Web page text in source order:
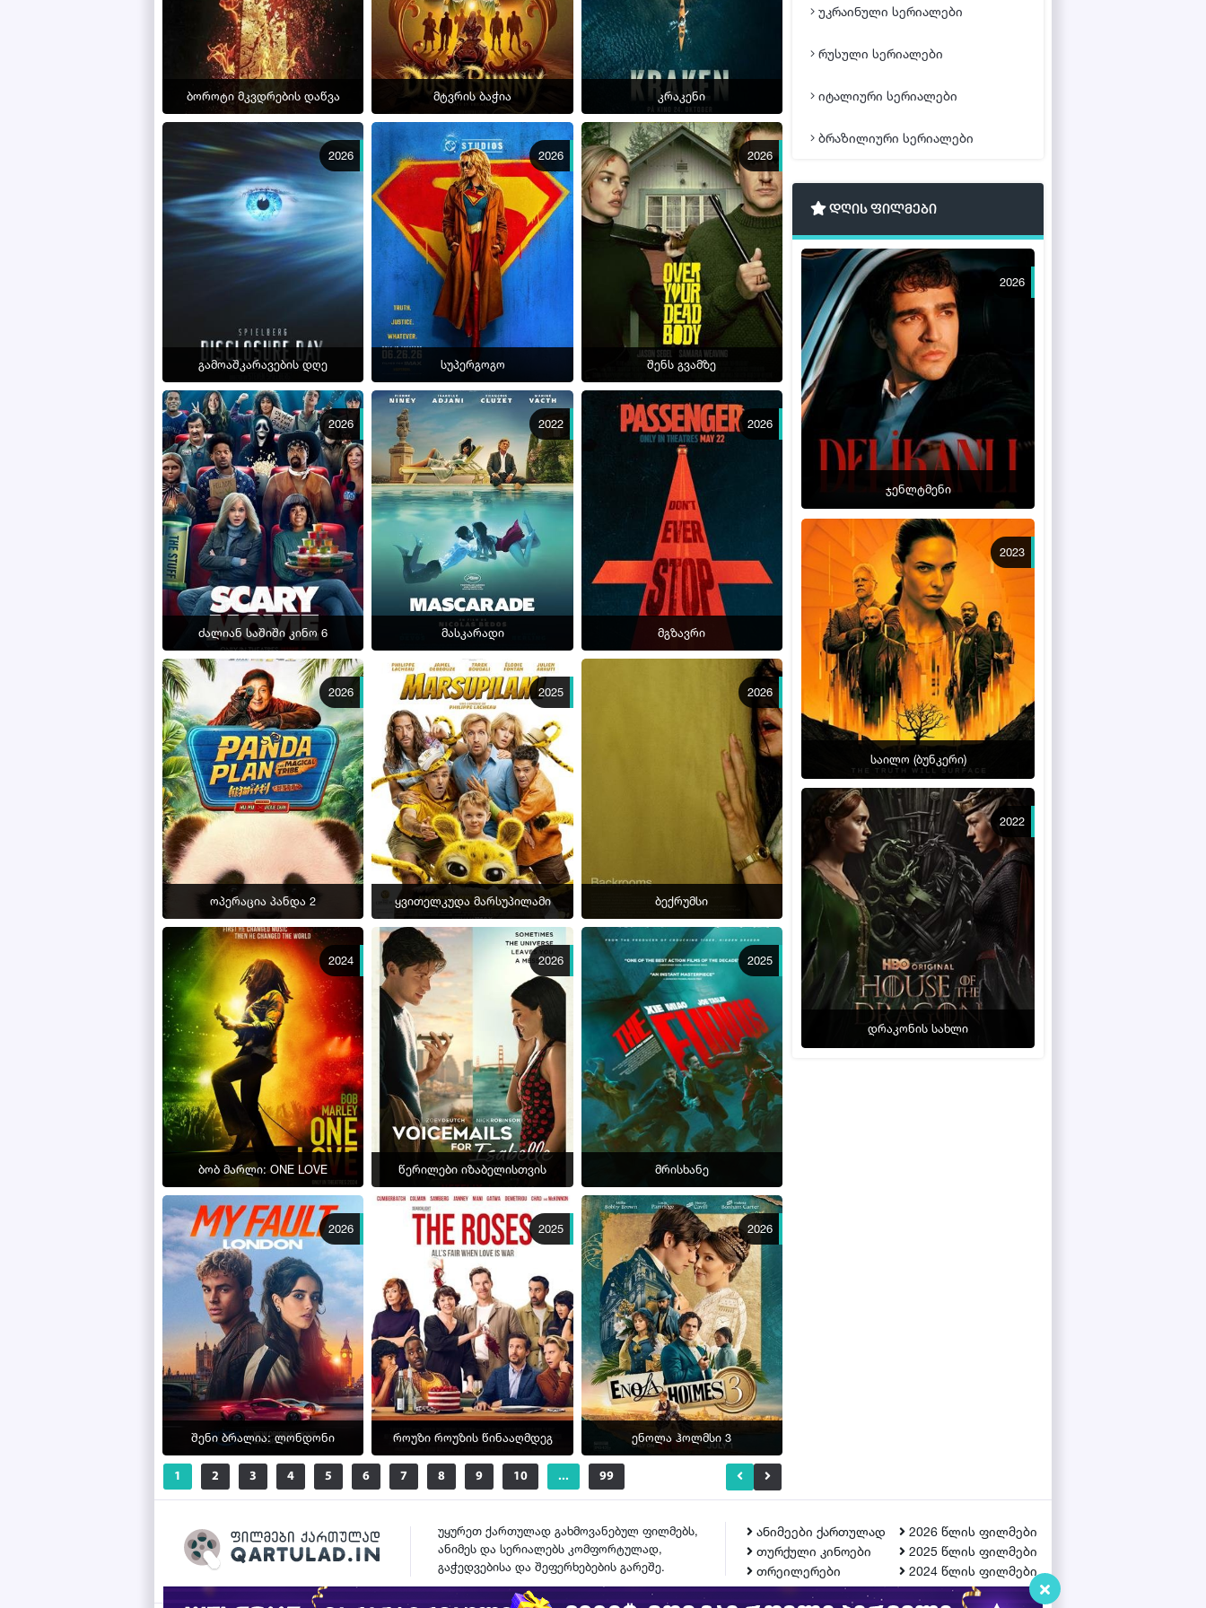
ბოროტი მკვდრების დაწვა მტვრის ბაჭია კრაკენი
2026
გამოაშკარავების დღე
2026
სუპერგოგო
2026
შენს გვამზე
2026
ძალიან საშიში კინო 6
2022
მასკარადი
2026
მგზავრი
2026
ოპერაცია პანდა 2
2025
ყვითელკუდა მარსუპილამი
2026
ბექრუმსი
2024
ბობ მარლი: ONE LOVE
2026
წერილები იზაბელისთვის
2025
მრისხანე
2026
შენი ბრალია: ლონდონი
2025
როუზი როუზის წინააღმდეგ
2026
ენოლა ჰოლმსი 3
1 2 3 4 5 6 7 8 9 10 ... 99
უკრაინული სერიალები
რუსული სერიალები
იტალიური სერიალები
ბრაზილიური სერიალები
დღის ფილმები
2026
ჯენლტმენი
2023
საილო (ბუნკერი)
2022
დრაკონის სახლი
უყურეთ ქართულად გახმოვანებულ ფილმებს,
ანიმეს და სერიალებს კომფორტულად,
გაჭედვებისა და შეფერხებების გარეშე.
ანიმეები ქართულად
თურქული კინოები
თრეილერები
2026 წლის ფილმები
2025 წლის ფილმები
2024 წლის ფილმები